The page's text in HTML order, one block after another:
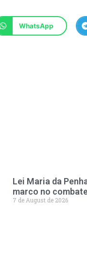
WhatsApp
Lei Maria da
marco no
7 de August de 2026